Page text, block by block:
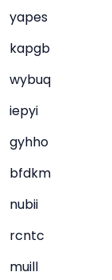
yapes
kapgb
wybuq
iepyi
gyhho
bfdkm
nubii
rcntc
muill